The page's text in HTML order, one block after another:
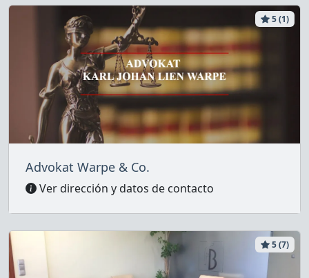
5 (1)
Advokat Warpe & Co.
Ver dirección y datos de contacto
5 (7)